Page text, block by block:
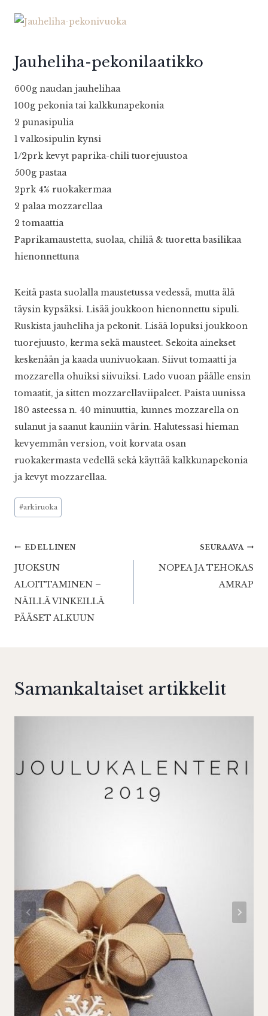
Jauheliha-pekonilaatikko
600g naudan jauhelihaa
100g pekonia tai kalkkunapekonia
2 punasipulia
1 valkosipulin kynsi
1/2prk kevyt paprika-chili tuorejuustoa
500g pastaa
2prk 4% ruokakermaa
2 palaa mozzarellaa
2 tomaattia
Paprikamaustetta, suolaa, chiliä & tuoretta basilikaa
hienonnettuna
Keitä pasta suolalla maustetussa vedessä, mutta älä
täysin kypsäksi. Lisää joukkoon hienonnettu sipuli.
Ruskista jauheliha ja pekonit. Lisää lopuksi joukkoon
tuorejuusto, kerma sekä mausteet. Sekoita ainekset
keskenään ja kaada uunivuokaan. Siivut tomaatti ja
mozzarella ohuiksi siivuiksi. Lado vuoan päälle ensin
tomaatit, ja sitten mozzarellaviipaleet. Paista uunissa
180 asteessa n. 40 minuuttia, kunnes mozzarella on
sulanut ja saanut kauniin värin. Halutessasi hieman
kevyemmän version, voit korvata osan
ruokakermasta vedellä sekä käyttää kalkkunapekonia
ja kevyt mozzarellaa.
Avainsanat:
#arkiruoka
Artikkelien
selaus
EDELLINEN
JUOKSUN
ALOITTAMINEN –
NÄILLÄ VINKEILLÄ
PÄÄSET ALKUUN
SEURAAVA
NOPEA JA TEHOKAS
AMRAP
Samankaltaiset artikkelit